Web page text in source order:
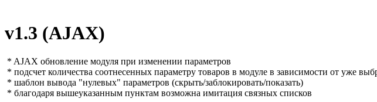
v1.3 (AJAX)
* AJAX обновление модуля при изменении параметров
* подсчет количества соотнесенных параметру товаров в модуле в зависимости от уже
* шаблон вывода "нулевых" параметров (скрыть/заблокировать/показать)
* благодаря вышеуказанным пунктам возможна имитация связных списков